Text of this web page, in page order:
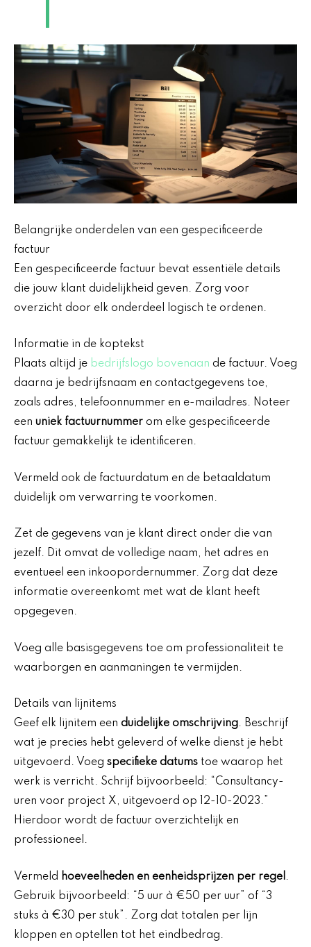
Belangrijke onderdelen van een gespecificeerde
factuur
Een gespecificeerde factuur bevat essentiële details
die jouw klant duidelijkheid geven. Zorg voor
overzicht door elk onderdeel logisch te ordenen.
Informatie in de koptekst
Plaats altijd je bedrijfslogo bovenaan de factuur. Voeg
daarna je bedrijfsnaam en contactgegevens toe,
zoals adres, telefoonnummer en e-mailadres. Noteer
een uniek factuurnummer om elke gespecificeerde
factuur gemakkelijk te identificeren.
Vermeld ook de factuurdatum en de betaaldatum
duidelijk om verwarring te voorkomen.
Zet de gegevens van je klant direct onder die van
jezelf. Dit omvat de volledige naam, het adres en
eventueel een inkoopordernummer. Zorg dat deze
informatie overeenkomt met wat de klant heeft
opgegeven.
Voeg alle basisgegevens toe om professionaliteit te
waarborgen en aanmaningen te vermijden.
Details van lijnitems
Geef elk lijnitem een duidelijke omschrijving. Beschrijf
wat je precies hebt geleverd of welke dienst je hebt
uitgevoerd. Voeg specifieke datums toe waarop het
werk is verricht. Schrijf bijvoorbeeld: “Consultancy-
uren voor project X, uitgevoerd op 12-10-2023.”
Hierdoor wordt de factuur overzichtelijk en
professioneel.
Vermeld hoeveelheden en eenheidsprijzen per regel .
Gebruik bijvoorbeeld: “5 uur à €50 per uur” of “3
stuks à €30 per stuk”. Zorg dat totalen per lijn
kloppen en optellen tot het eindbedrag.